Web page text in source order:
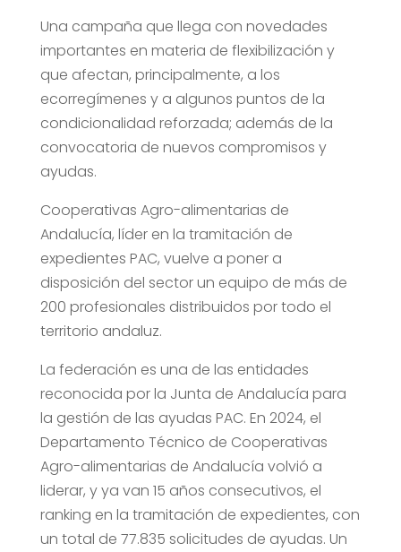
Una campaña que llega con novedades
importantes en materia de flexibilización y
que afectan, principalmente, a los
ecorregímenes y a algunos puntos de la
condicionalidad reforzada; además de la
convocatoria de nuevos compromisos y
ayudas.
Cooperativas Agro-alimentarias de
Andalucía, líder en la tramitación de
expedientes PAC, vuelve a poner a
disposición del sector un equipo de más de
200 profesionales distribuidos por todo el
territorio andaluz.
La federación es una de las entidades
reconocida por la Junta de Andalucía para
la gestión de las ayudas PAC. En 2024, el
Departamento Técnico de Cooperativas
Agro-alimentarias de Andalucía volvió a
liderar, y ya van 15 años consecutivos, el
ranking en la tramitación de expedientes, con
un total de 77.835 solicitudes de ayudas. Un